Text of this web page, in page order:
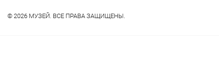
© 2026 МУЗЕЙ. ВСЕ ПРАВА ЗАЩИЩЕНЫ.